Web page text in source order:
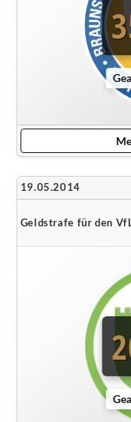
19.05.2014
Geldstrafe für den